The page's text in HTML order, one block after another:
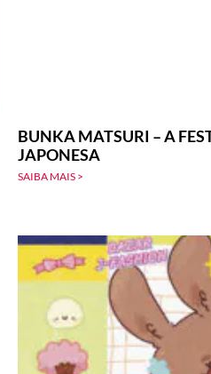
BUNKA MATSURI – A
JAPONESA
SAIBA MAIS >